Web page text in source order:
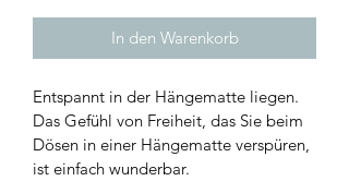
In den Warenkorb
Entspannt in der Hängematte liegen.
Das Gefühl von Freiheit, das Sie beim
Dösen in einer Hängematte verspüren,
ist einfach wunderbar.